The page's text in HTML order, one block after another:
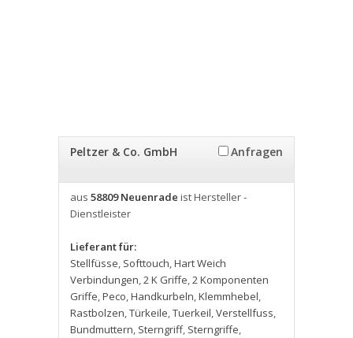
Peltzer & Co. GmbH Anfragen
aus 58809 Neuenrade ist Hersteller -
Dienstleister
Lieferant für:
Stellfüsse, Softtouch,Hart Weich
Verbindungen,2 K Griffe,2 Komponenten
Griffe,Peco,Handkurbeln,Klemmhebel,
Rastbolzen,Türkeile,Tuerkeil,Verstellfuss,
Bundmuttern, Sterngriff, Sterngriffe,